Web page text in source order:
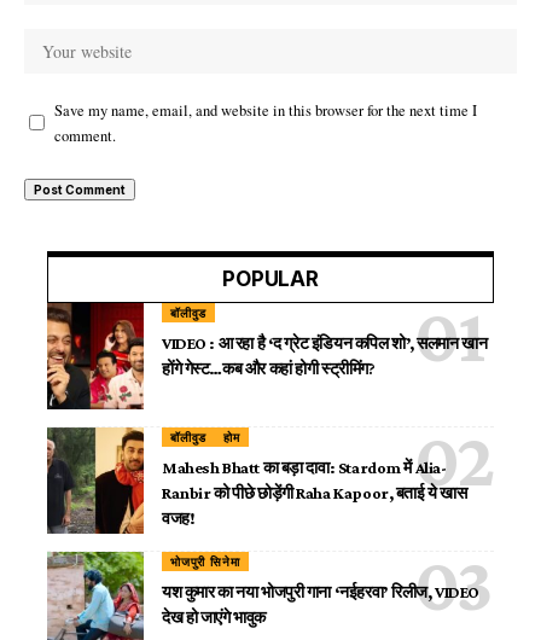
Save my name, email, and website in this browser for the next time I
comment.
POPULAR
बॉलीवुड
VIDEO : आ रहा है ‘द ग्रेट इंडियन कपिल शो’, सलमान खान
होंगे गेस्ट…कब और कहां होगी स्ट्रीमिंग?
बॉलीवुड होम
Mahesh Bhatt का बड़ा दावा: Stardom में Alia-
Ranbir को पीछे छोड़ेंगी Raha Kapoor, बताई ये खास
वजह!
भोजपुरी सिनेमा
यश कुमार का नया भोजपुरी गाना ‘नईहरवा’ रिलीज, VIDEO
देख हो जाएंगे भावुक